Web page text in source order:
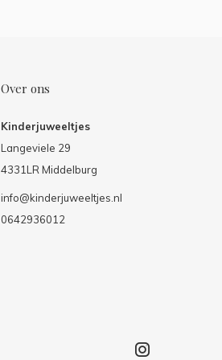
Over ons
Kinderjuweeltjes
Langeviele 29
4331LR Middelburg
info@kinderjuweeltjes.nl
0642936012